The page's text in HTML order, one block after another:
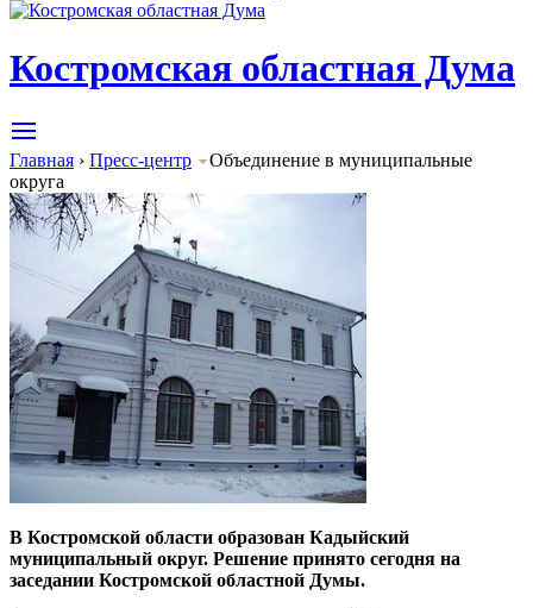
Костромская областная Дума
Главная › Пресс-центр
Объединение в муниципальные
округа
В Костромской области образован Кадыйский
муниципальный округ. Решение принято сегодня на
заседании Костромской областной Думы.